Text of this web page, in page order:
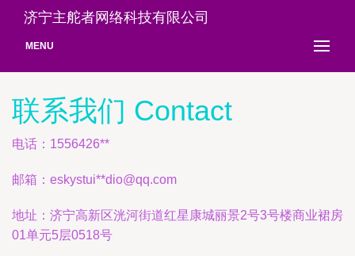
济宁主舵者网络科技有限公司
MENU
联系我们 Contact
电话：1556426**
邮箱：eskystui**dio@qq.com
地址：济宁高新区洸河街道红星康城丽景2号3号楼商业裙房
01单元5层0518号